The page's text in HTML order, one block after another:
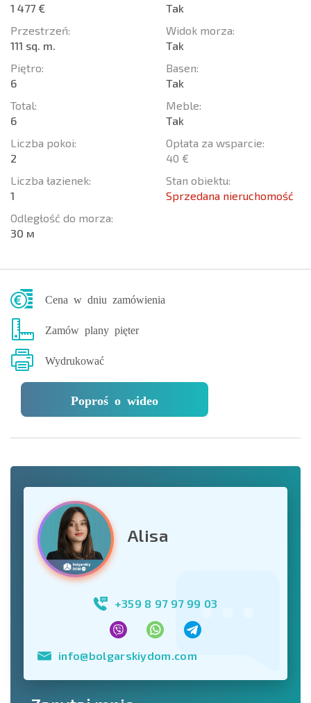
1 477 €
Przestrzeń:
111 sq. m.
Piętro:
6
Total:
6
Liczba pokoi:
2
Liczba łazienek:
1
Odległość do morza:
30 м
Tak
Widok morza:
Tak
Basen:
Tak
Meble:
Tak
Opłata za wsparcie:
40 €
Stan obiektu:
Sprzedana nieruchomość
Cena w dniu zamówienia
Zamów plany pięter
Wydrukować
Poproś o wideo
Alisa
+359 8 97 97 99 03
info@bolgarskiydom.com